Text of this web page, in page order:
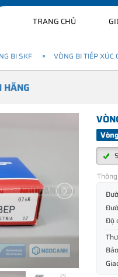
TRANG CHỦ
BI SKF VÒNG BI TIẾP XÚC
HÃNG
Độ